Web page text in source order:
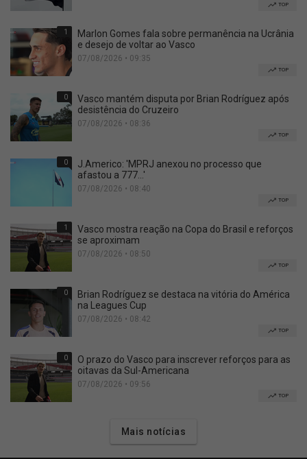
TOP
1
Marlon Gomes fala sobre permanência na Ucrânia
e desejo de voltar ao Vasco
07/08/2026 • 09:35
TOP
0
Vasco mantém disputa por Brian Rodríguez após
desistência do Cruzeiro
07/08/2026 • 08:36
TOP
0
J.Americo: 'MPRJ anexou no processo que
afastou a 777...'
07/08/2026 • 08:40
TOP
1
Vasco mostra reação na Copa do Brasil e reforços
se aproximam
07/08/2026 • 08:50
TOP
0
Brian Rodríguez se destaca na vitória do América
na Leagues Cup
07/08/2026 • 08:42
TOP
0
O prazo do Vasco para inscrever reforços para as
oitavas da Sul-Americana
07/08/2026 • 09:56
TOP
Mais notícias